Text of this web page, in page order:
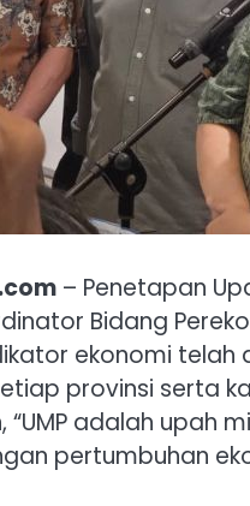
– Penetapan
Bidang
ekonomi telah
provinsi serta
“UMP adalah upah
pertumbuhan